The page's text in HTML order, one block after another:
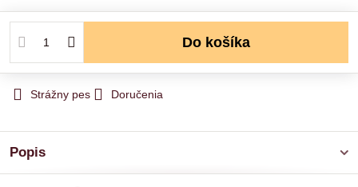
Do košíka
Strážny pes Doručenia
Popis